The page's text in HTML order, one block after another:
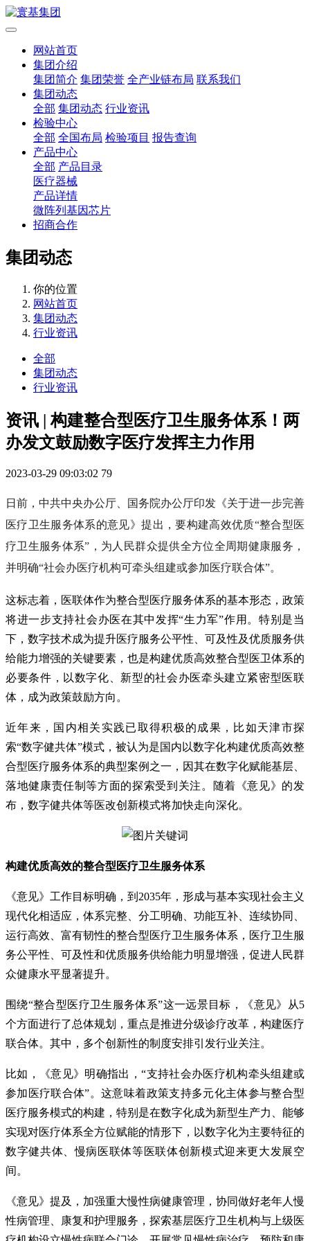
网站首页
集团介绍
集团简介 集团荣誉 全产业链布局 联系我们
集团动态
全部 集团动态 行业资讯
检验中心
全部 全国布局 检验项目 报告查询
产品中心
全部 产品目录
医疗器械
产品详情
微阵列基因芯片
招商合作
集团动态
你的位置
网站首页
集团动态
行业资讯
全部
集团动态
行业资讯
资讯 | 构建整合型医疗卫生服务体系！两
办发文鼓励数字医疗发挥主力作用
2023-03-29 09:03:02 79
日前，中共中央办公厅、国务院办公厅印发《关于进一步完善
医疗卫生服务体系的意见》提出，要构建高效优质“整合型医
疗卫生服务体系”，为人民群众提供全方位全周期健康服务，
并明确“社会办医疗机构可牵头组建或参加医疗联合体”。
这标志着，医联体作为整合型医疗服务体系的基本形态，政策
将进一步支持社会办医在其中发挥“生力军”作用。特别是当
下，数字技术成为提升医疗服务公平性、可及性及优质服务供
给能力增强的关键要素，也是构建优质高效整合型医卫体系的
必要条件，以数字化、新型的社会办医牵头建立紧密型医联
体，成为政策鼓励方向。
近年来，国内相关实践已取得积极的成果，比如天津市探
索“数字健共体”模式，被认为是国内以数字化构建优质高效整
合型医疗服务体系的典型案例之一，因其在数字化赋能基层、
落地健康责任制等方面的探索受到关注。随着《意见》的发
布，数字健共体等医改创新模式将加快走向深化。
构建优质高效的整合型医疗卫生服务体系
《意见》工作目标明确，到2035年，形成与基本实现社会主义
现代化相适应，体系完整、分工明确、功能互补、连续协同、
运行高效、富有韧性的整合型医疗卫生服务体系，医疗卫生服
务公平性、可及性和优质服务供给能力明显增强，促进人民群
众健康水平显著提升。
围绕“整合型医疗卫生服务体系”这一远景目标，《意见》从5
个方面进行了总体规划，重点是推进分级诊疗改革，构建医疗
联合体。其中，多个创新性的制度安排引发行业关注。
比如，《意见》明确指出，“支持社会办医疗机构牵头组建或
参加医疗联合体”。这意味着政策支持多元化主体参与整合型
医疗服务模式的构建，特别是在数字化成为新型生产力、能够
实现对医疗体系全方位赋能的情形下，以数字化为主要特征的
数字健共体、慢病医联体等医联体创新模式迎来更大发展空
间。
《意见》提及，加强重大慢性病健康管理，协同做好老年人慢
性病管理、康复和护理服务，探索基层医疗卫生机构与上级医